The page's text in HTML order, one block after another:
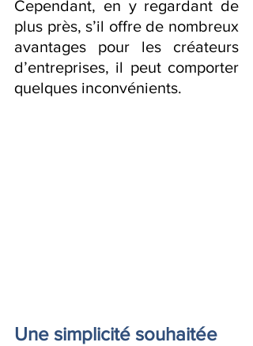
Cependant, en y regardant de
plus près, s’il offre de nombreux
avantages pour les créateurs
d’entreprises, il peut comporter
quelques inconvénients.
Une simplicité souhaitée